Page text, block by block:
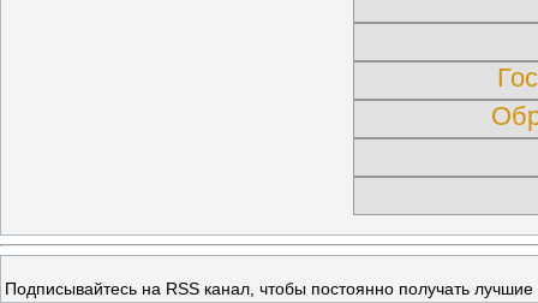
Подписывайтесь на RSS канал, чтобы постоянно получать